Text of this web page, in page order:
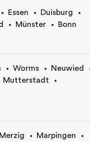
Essen
Duisburg
Münster Bonn
Worms
Neuwied
Mutterstadt
Merzig
Marpingen